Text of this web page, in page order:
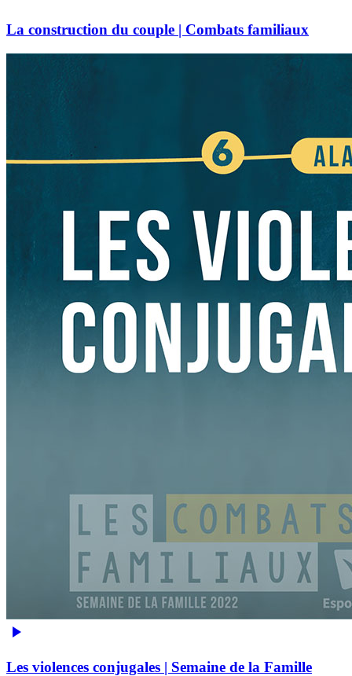
La construction du couple | Combats familiaux
Les violences conjugales | Semaine de la Famille